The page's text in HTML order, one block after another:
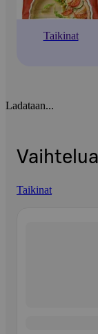
Taikinat
Ladataan...
Taikinat